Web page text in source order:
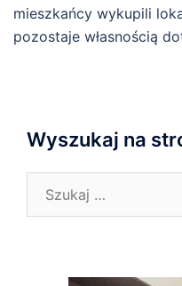
mieszkańcy wykupili
pozostaje własnością
Wyszukaj na